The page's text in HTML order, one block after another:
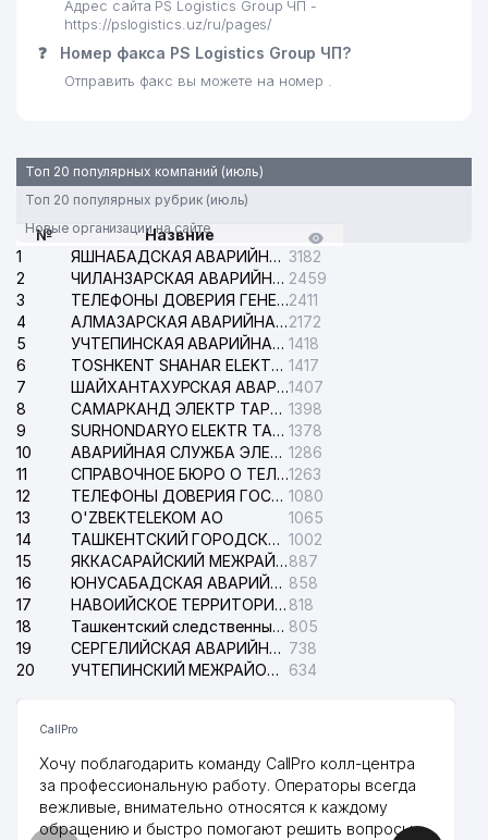
Адрес сайта PS Logistics Group ЧП -
https://pslogistics.uz/ru/pages/
❓ Номер факса PS Logistics Group ЧП?
Отправить факс вы можете на номер .
Топ 20 популярных компаний (июль)
Топ 20 популярных рубрик (июль)
Новые организации на сайте
№
Назвние
1
ЯШНАБАДСКАЯ АВАРИЙНАЯ СЛУЖБА ЭЛЕКТРОСЕТИ 3182
2
ЧИЛАНЗАРСКАЯ АВАРИЙНАЯ СЛУЖБА ЭЛЕКТРОСЕТИ 2459
3
ТЕЛЕФОНЫ ДОВЕРИЯ ГЕНЕРАЛЬНОЙ ПРОКУРАТУРЫ РЕСПУБЛИКИ УЗБЕКИСТАН2411
4
АЛМАЗАРСКАЯ АВАРИЙНАЯ СЛУЖБА ЭЛЕКТРОСЕТИ2172
5
УЧТЕПИНСКАЯ АВАРИЙНАЯ СЛУЖБА ЭЛЕКТРОСЕТИ 1418
6
TOSHKENT SHAHAR ELEKTR TARMOQLARI KORXONASI АО 1417
7
ШАЙХАНТАХУРСКАЯ АВАРИЙНАЯ СЛУЖБА ЭЛЕКТРОСЕТИ1407
8
САМАРКАНД ЭЛЕКТР ТАРМОКЛАРИ АО 1398
9
SURHONDARYO ELEKTR TARMOKLARI АО 1378
10
АВАРИЙНАЯ СЛУЖБА ЭЛЕКТРОСЕТИ ТАШКЕНТСКОГО РАЙОНА 1286
11
СПРАВОЧНОЕ БЮРО О ТЕЛЕФОНАХ ОРГАНИЗАЦИЙ г. ТАШКЕНТА1263
12
ТЕЛЕФОНЫ ДОВЕРИЯ ГОСУДАРСТВЕННОГО ЦЕНТРА ТЕСТИРОВАНИЯ 1080
13
O'ZBEKTELEKOM АО
1065
14
ТАШКЕНТСКИЙ ГОРОДСКОЙ СУД ПО ГРАЖДАНСКИМ ДЕЛАМ 1002
15
ЯККАСАРАЙСКИЙ МЕЖРАЙОННЫЙ СУД ПО ГРАЖДАНСКИМ ДЕЛАМ887
16
ЮНУСАБАДСКАЯ АВАРИЙНАЯ СЛУЖБА ЭЛЕКТРОСЕТИ 858
17
НАВОИЙСКОЕ ТЕРРИТОРИАЛЬНОЕ ПРЕДПРИЯТИЕ ЭЛЕКТРОСЕТИ АО 818
18
Ташкентский следственный изолятор 805
19
СЕРГЕЛИЙСКАЯ АВАРИЙНАЯ СЛУЖБА ЭЛЕКТРОСЕТИ 738
20
УЧТЕПИНСКИЙ МЕЖРАЙОННЫЙ СУД ПО ГРАЖДАНСКИМ ДЕЛАМ 634
CallPro
Хочу поблагодарить команду CallPro колл-центра
за профессиональную работу. Операторы всегда
вежливые, внимательно относятся к каждому
обращению и быстро помогают решить вопросы.